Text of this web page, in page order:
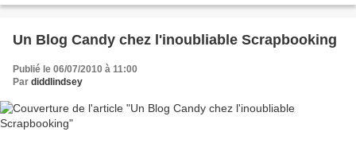
Un Blog Candy chez l'inoubliable Scrapbooking
Publié le 06/07/2010 à 11:00
Par diddlindsey